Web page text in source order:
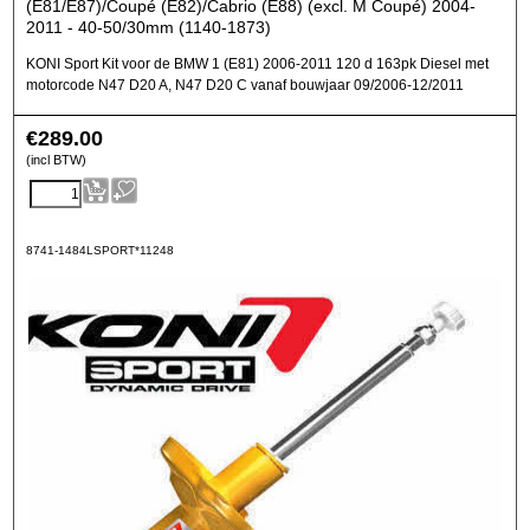
(E81/E87)/Coupé (E82)/Cabrio (E88) (excl. M Coupé) 2004-
2011 - 40-50/30mm (1140-1873)
KONI Sport Kit voor de BMW 1 (E81) 2006-2011 120 d 163pk Diesel met
motorcode N47 D20 A, N47 D20 C vanaf bouwjaar 09/2006-12/2011
€289.00
(incl BTW)
8741-1484LSPORT*11248